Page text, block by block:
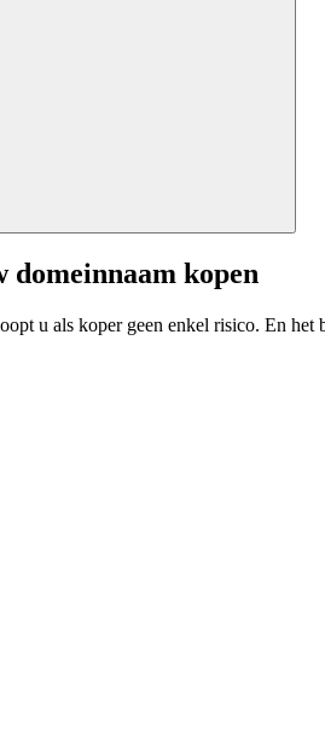
domeinnaam kopen
u als koper geen enkel risico. En